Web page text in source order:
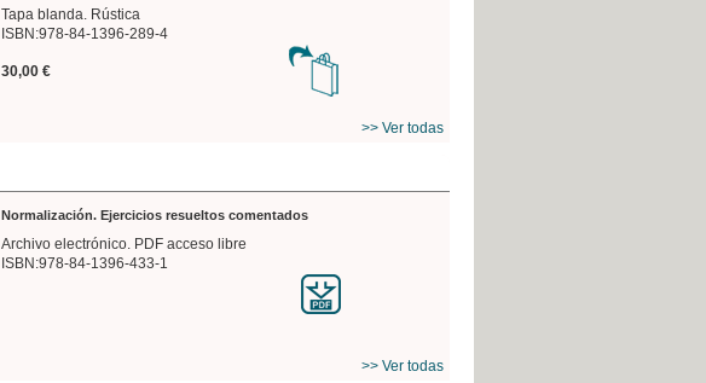
Tapa blanda. Rústica
ISBN:978-84-1396-289-4
30,00 €
>> Ver todas
Normalización. Ejercicios resueltos comentados
Archivo electrónico. PDF acceso libre
ISBN:978-84-1396-433-1
>> Ver todas